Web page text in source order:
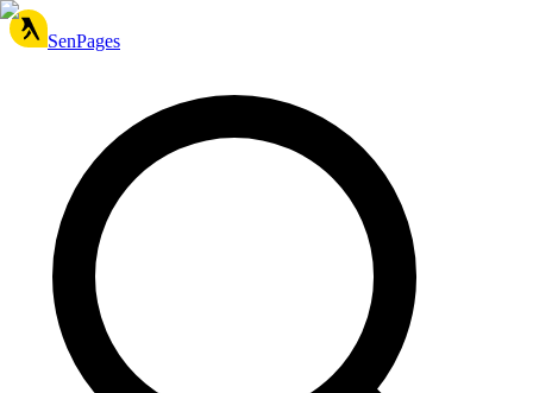
SenPages